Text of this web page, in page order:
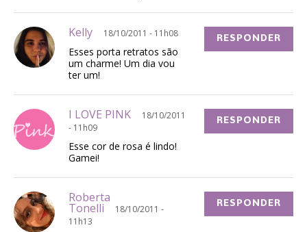
Kelly 18/10/2011 - 11h08
Esses porta retratos são
um charme! Um dia vou
ter um!
RESPONDER
I LOVE PINK
18/10/2011
- 11h09
Esse cor de rosa é lindo!
Gamei!
RESPONDER
Roberta
Tonelli
18/10/2011 -
11h13
RESPONDER